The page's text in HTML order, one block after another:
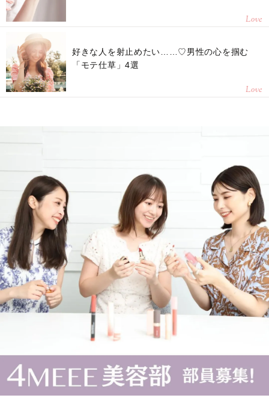
Love
好きな人を射止めたい……♡男性の心を掴む
「モテ仕草」4選
Love